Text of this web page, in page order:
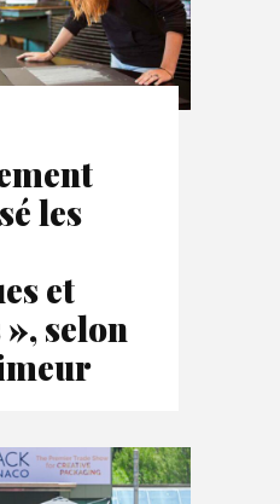
les
et
selon